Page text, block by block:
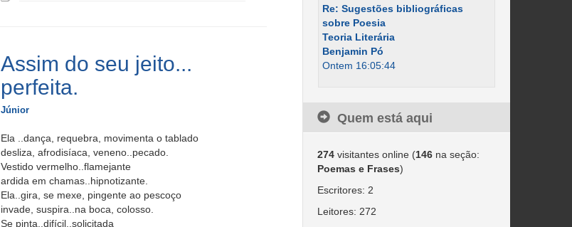
Assim do seu jeito...
perfeita.
Júnior
Ela ..dança, requebra, movimenta o tablado
desliza, afrodisíaca, veneno..pecado.
Vestido vermelho..flamejante
ardida em chamas..hipnotizante.
Ela..gira, se mexe, pingente ao pescoço
invade, suspira..na boca, colosso.
Se pinta..difícil..solicitada
Re: Sugestões bibliográficas
sobre Poesia
Teoria Literária
Benjamin Pó
Ontem 16:05:44
Quem está aqui
274visitantes online (146na seção:
Poemas e Frases)
Escritores: 2
Leitores: 272